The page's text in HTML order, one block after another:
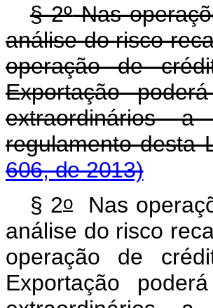
§ 2ºNas
análise do risco
operação de
Exportação
extraordinários
regulamento
606, de 2013)
§ 2o Nas
análise do risco
operação de
Exportação